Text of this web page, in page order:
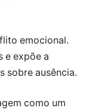
emocional.
e expõe a
sobre ausência.
como um